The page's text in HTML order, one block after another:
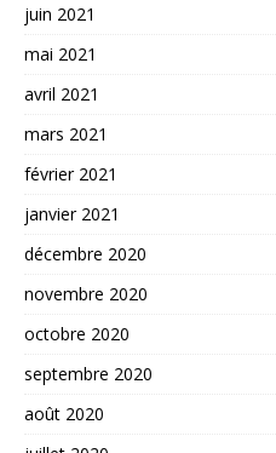
juin 2021
mai 2021
avril 2021
mars 2021
février 2021
janvier 2021
décembre 2020
novembre 2020
octobre 2020
septembre 2020
août 2020